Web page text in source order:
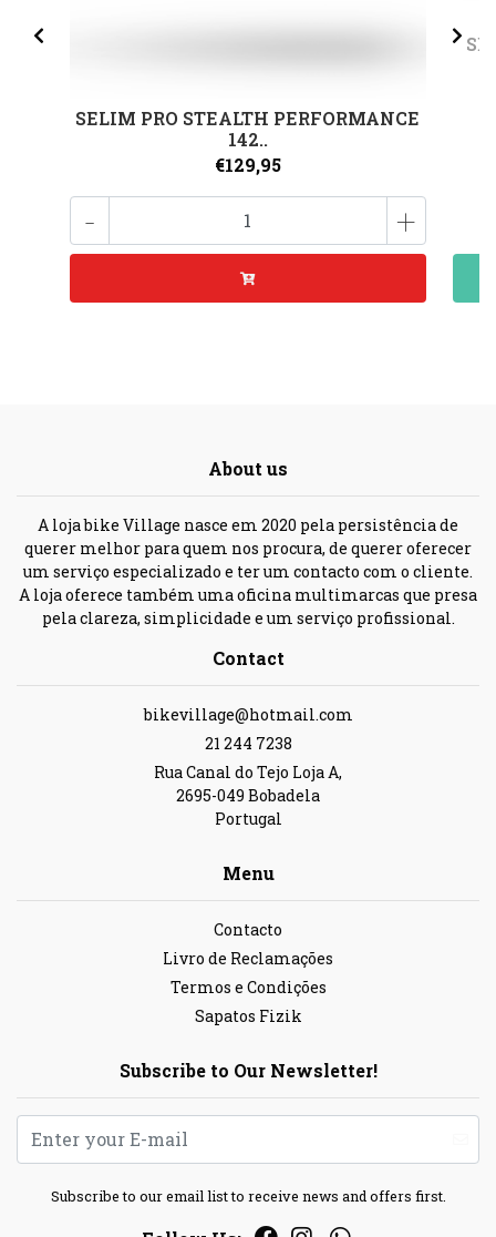
SELIM PRO STEALTH PERFORMANCE
142..
€129,95
- +
About us
A loja bike Village nasce em 2020 pela persistência de
querer melhor para quem nos procura, de querer oferecer
um serviço especializado e ter um contacto com o cliente.
A loja oferece também uma oficina multimarcas que presa
pela clareza, simplicidade e um serviço profissional.
Contact
bikevillage@hotmail.com
21 244 7238
Rua Canal do Tejo Loja A,
2695-049 Bobadela
Portugal
Menu
Contacto
Livro de Reclamações
Termos e Condições
Sapatos Fizik
Subscribe to Our Newsletter!
Subscribe to our email list to receive news and offers first.